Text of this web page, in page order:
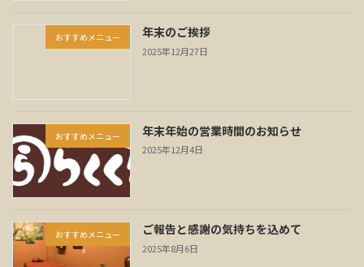
おすすめメニュー 年末のご挨拶
2025年12月27日
おすすめメニュー 年末年始の営業時間のお知らせ
2025年12月4日
おすすめメニュー ご報告と感謝の気持ちを込めて
2025年8月6日